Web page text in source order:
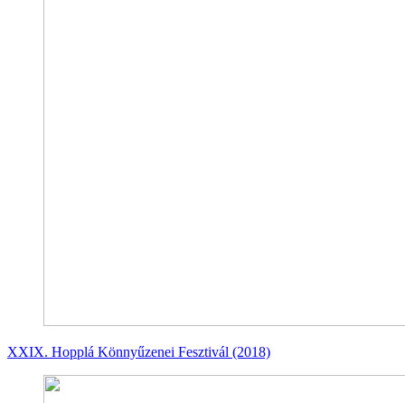
XXIX. Hopplá Könnyűzenei Fesztivál (2018)